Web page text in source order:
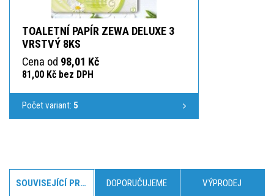
TOALETNÍ PAPÍR ZEWA DELUXE 3
VRSTVÝ 8KS
Cena od 98,01 Kč
81,00 Kč bez DPH
Počet variant: 5
SOUVISEJÍCÍ PRODUKTY DOPORUČUJEME VÝPRODEJ